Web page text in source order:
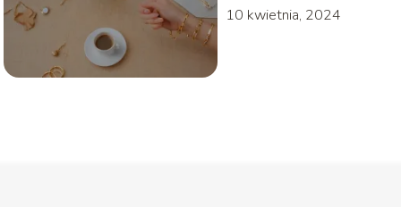
10 kwietnia, 2024